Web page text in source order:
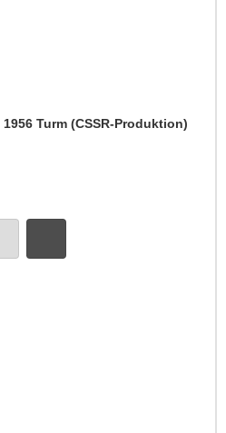
Turm (CSSR-Produktion)